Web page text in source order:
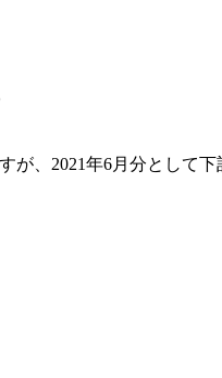
が、2021年6月分として